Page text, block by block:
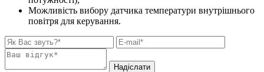
Можливість вибору датчика температури внутрішнього
повітря для керування.